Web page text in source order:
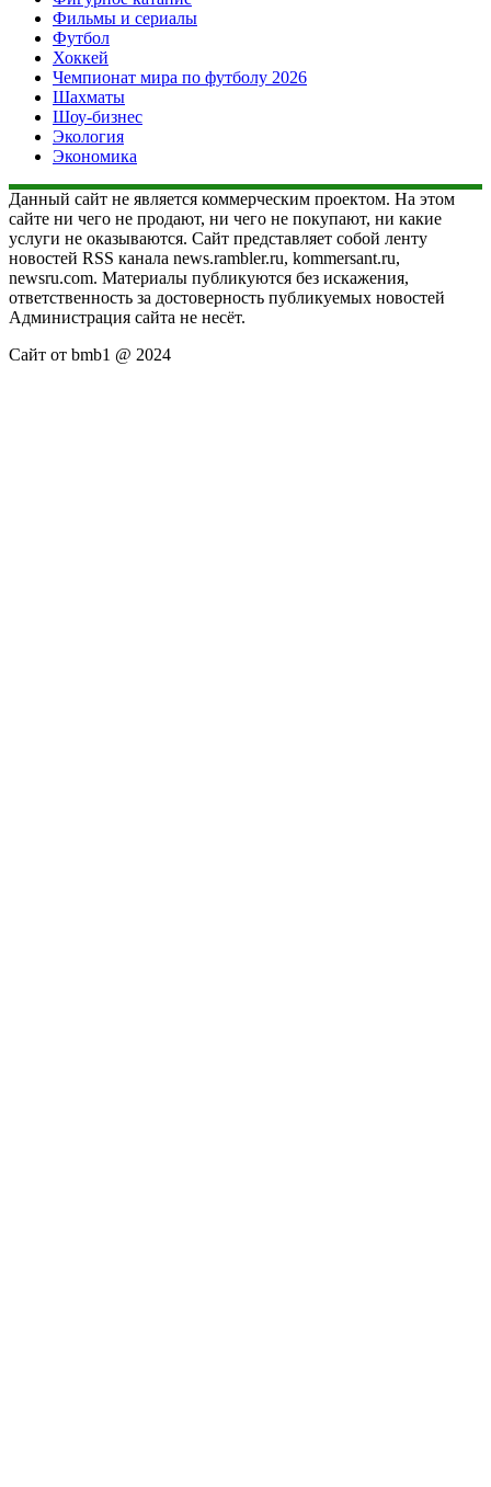
Фильмы и сериалы
Футбол
Хоккей
Чемпионат мира по футболу 2026
Шахматы
Шоу-бизнес
Экология
Экономика
Данный сайт не является коммерческим проектом. На этом
сайте ни чего не продают, ни чего не покупают, ни какие
услуги не оказываются. Сайт представляет собой ленту
новостей RSS канала news.rambler.ru, kommersant.ru,
newsru.com. Материалы публикуются без искажения,
ответственность за достоверность публикуемых новостей
Администрация сайта не несёт.
Сайт от bmb1 @ 2024